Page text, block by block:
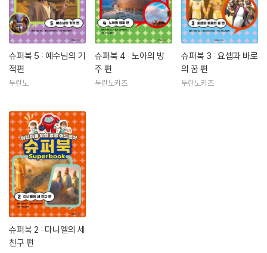
슈퍼북 5 : 예수님의 기
적편
두란노
슈퍼북 4 : 노아의 방
주 편
두란노키즈
슈퍼북 3 : 요셉과 바로
의 꿈 편
두란노키즈
슈퍼북 2 : 다니엘의 세
친구 편